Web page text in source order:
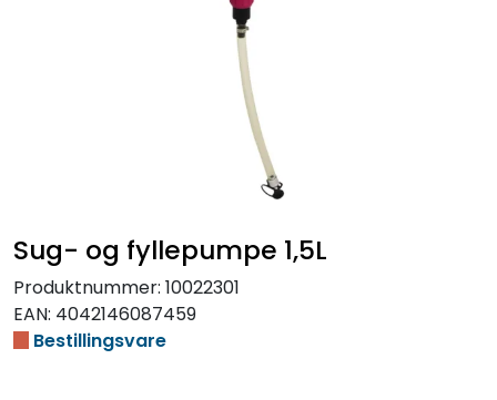
Sug- og fyllepumpe 1,5L
Produktnummer: 10022301
EAN: 4042146087459
Bestillingsvare